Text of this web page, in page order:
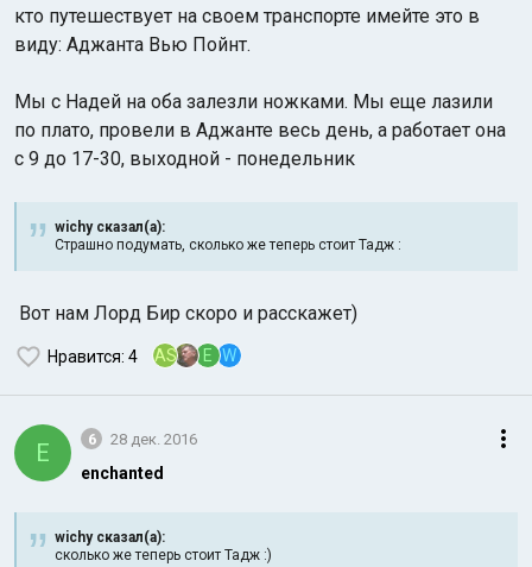
кто путешествует на своем транспорте имейте это в
виду: Аджанта Вью Пойнт.
Мы с Надей на оба залезли ножками. Мы еще лазили
по плато, провели в Аджанте весь день, а работает она
с 9 до 17-30, выходной - понедельник
wichy сказал(а):
Страшно подумать, сколько же теперь стоит Тадж :
Вот нам Лорд Бир скоро и расскажет)
Нравится: 4 AS E W
E 6 28 дек. 2016
enchanted
wichy сказал(а):
сколько же теперь стоит Тадж :)